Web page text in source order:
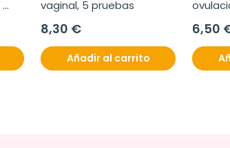
vaginal, 5 pruebas
8,30 €
Añadir al carrito
6,50